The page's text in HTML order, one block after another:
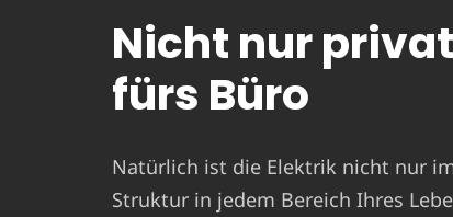
Nicht nur
fürs Büro
Natürlich ist die Elektrik nicht nur
Struktur in jedem Bereich Ihres